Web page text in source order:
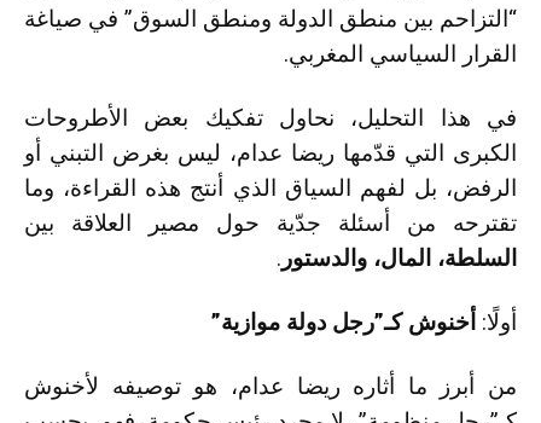
“التزاحم بين منطق الدولة ومنطق السوق” في صياغة
القرار السياسي المغربي.
في هذا التحليل، نحاول تفكيك بعض الأطروحات
الكبرى التي قدّمها ريضا عدام، ليس بغرض التبني أو
الرفض، بل لفهم السياق الذي أنتج هذه القراءة، وما
تقترحه من أسئلة جدّية حول مصير العلاقة بين
السلطة، المال، والدستور .
أولًا: أخنوش كـ”رجل دولة موازية”
من أبرز ما أثاره ريضا عدام، هو توصيفه لأخنوش